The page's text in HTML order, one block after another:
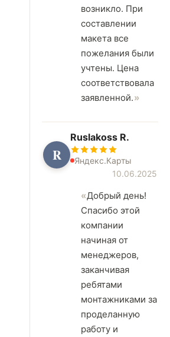
возникло. При
составлении
макета все
пожелания были
учтены. Цена
соответствовала
заявленной.
R
Ruslakoss R.
Яндекс.Карты
10.06.2025
Добрый день!
Спасибо этой
компании
начиная от
менеджеров,
заканчивая
ребятами
монтажниками за
проделанную
работу и